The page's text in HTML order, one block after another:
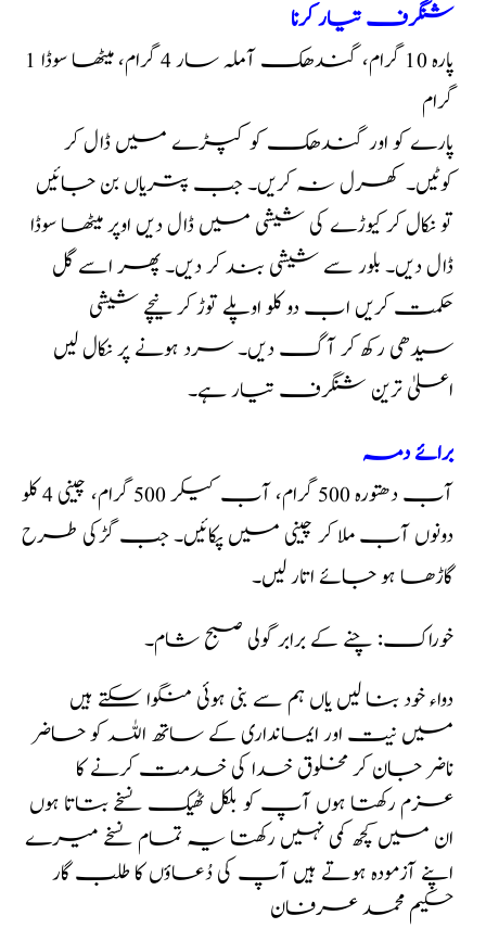
شنگرف تیار کرنا
پارہ 10 گرام، گندھک آملہ سار 4 گرام، میٹھا سوڈا 1
گرام
پارے کو اور گندھک کو کپڑے میں ڈال کر
کوٹیں۔ کھرل نہ کریں۔ جب پتریاں بن جائیں
تو نکال کر کیوڑے کی شیشی میں ڈال دیں اوپر میٹھا سوڈا
ڈال دیں۔ بلور سے شیشی بند کر دیں۔ پھر اسے گل
حکمت کریں اب دو کلو اوپلے توڑ کر نیچے شیشی
سیدھی رکھ کر آگ دیں۔ سرد ہونے پر نکال لیں
اعلیٰ ترین شنگرف تیار ہے۔
برائے دمہ
آب دھتورہ 500 گرام، آب کیکر 500 گرام، چینی 4 کلو
دونوں آب ملا کر چینی میں پکائیں۔ جب گڑکی طرح
گاڑھا ہو جائے اتار لیں۔
خوراک: چنے کے برابر گولی صبح شام۔
دواء خود بنا لیں یاں ہم سے بنی ہوئی منگوا سکتے ہیں
میں نیت اور ایمانداری کے ساتھ اللہ کو حاضر
ناضر جان کر مخلوق خدا کی خدمت کرنے کا
عزم رکھتا ہوں آپ کو بلکل ٹھیک نسخے بتاتا ہوں
ان میں کچھ کمی نہیں رکھتا یہ تمام نسخے میرے
اپنے آزمودہ ہوتے ہیں آپ کی دُعاؤں کا طلب گار
حکیم محمد عرفان